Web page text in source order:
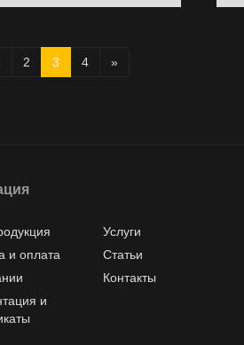
2 3 4 »
Услуги
и оплата
Статьи
Контакты
и